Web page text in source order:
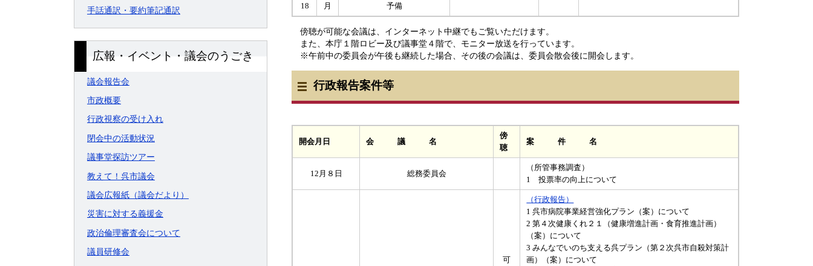
手話通訳・要約筆記通訳
広報・イベント・議会のうごき
議会報告会
市政概要
行政視察の受け入れ
閉会中の活動状況
議事堂探訪ツアー
教えて！呉市議会
議会広報紙（議会だより）
災害に対する義援金
政治倫理審査会について
議員研修会
18 月 予備
傍聴が可能な会議は、インターネット中継でもご覧いただけます。
また、本庁１階ロビー及び議事堂４階で、モニター放送を行っています。
※午前中の委員会が午後も継続した場合、その後の会議は、委員会散会後に開会します。
行政報告案件等
開会月日 会 議 名
傍
聴
案 件 名
12月８日 総務委員会
（所管事務調査）
1 投票率の向上について
可
（行政報告）
1 呉市病院事業経営強化プラン（案）について
2 第４次健康くれ２１（健康増進計画・食育推進計画）
（案）について
3 みんなでいのち支える呉プラン（第２次呉市自殺対策計
画）（案）について